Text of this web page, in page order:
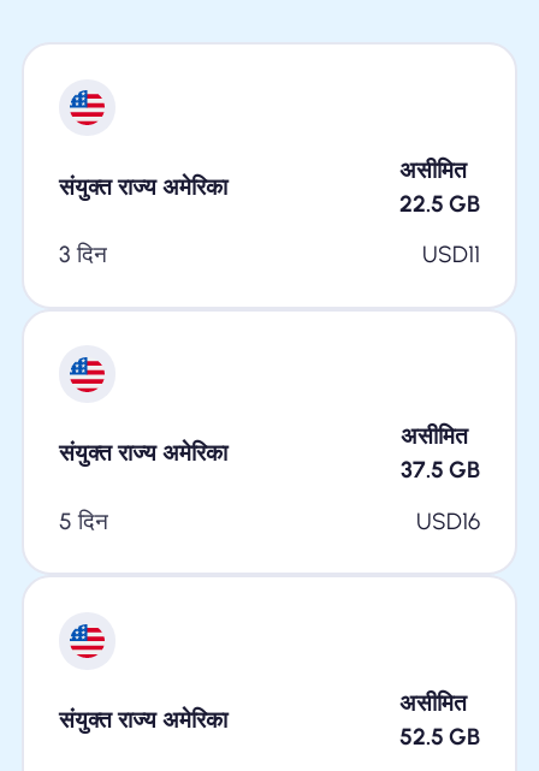
संयुक्त राज्य अमेरिका
असीमित
22.5 GB
3 दिन
USD11
संयुक्त राज्य अमेरिका
असीमित
37.5 GB
5 दिन
USD16
संयुक्त राज्य अमेरिका
असीमित
52.5 GB